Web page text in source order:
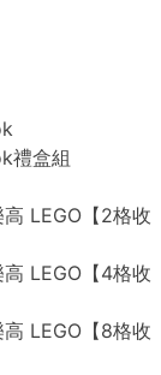
禮盒組
LEGO【2格收
LEGO【4格收
LEGO【8格收